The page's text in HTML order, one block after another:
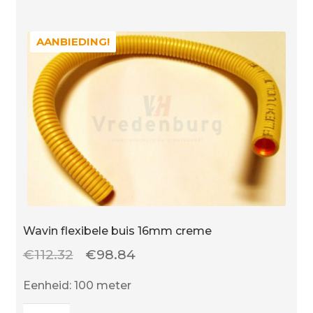
AANBIEDING!
Wavin flexibele buis 16mm creme
AANBIEDING!
€112.32
Oorspronkelijke
€98.84Huidige
Eenheid: 100 meter